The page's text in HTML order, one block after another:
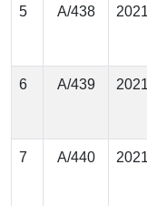
5 А/438
6 А/439
7 А/440